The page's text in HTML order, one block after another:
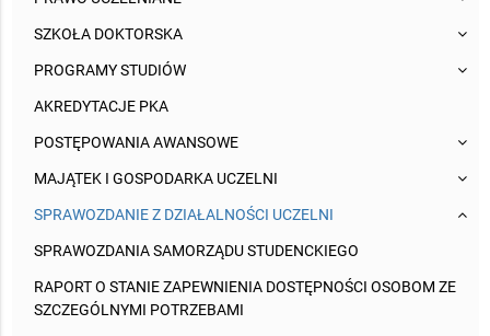
SZKOŁA DOKTORSKA
PROGRAMY STUDIÓW
AKREDYTACJE PKA
POSTĘPOWANIA AWANSOWE
MAJĄTEK I GOSPODARKA UCZELNI
SPRAWOZDANIE Z DZIAŁALNOŚCI UCZELNI
SPRAWOZDANIA SAMORZĄDU STUDENCKIEGO
RAPORT O STANIE ZAPEWNIENIA DOSTĘPNOŚCI OSOBOM ZE
SZCZEGÓLNYMI POTRZEBAMI